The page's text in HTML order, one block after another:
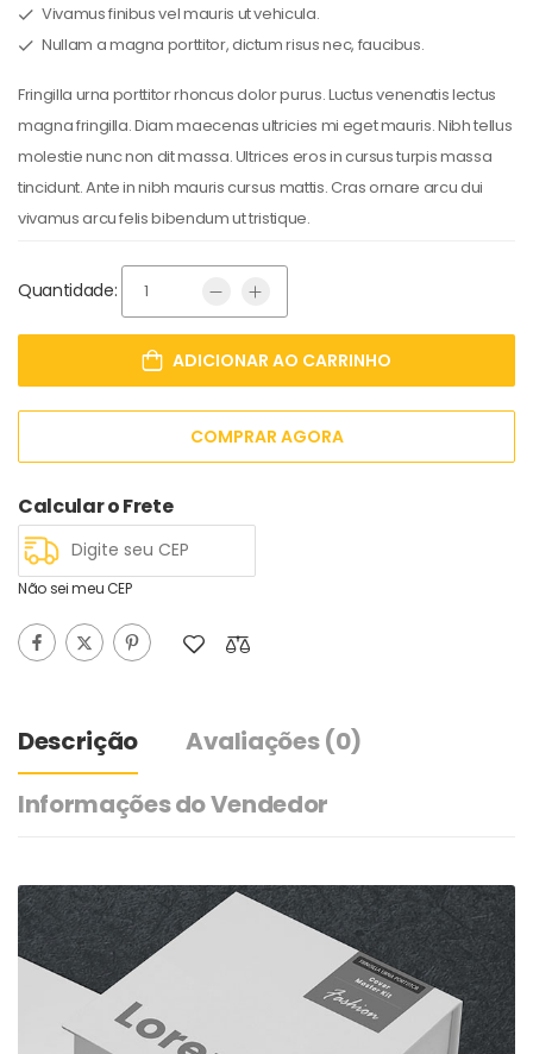
Vivamus finibus vel mauris ut vehicula.
Nullam a magna porttitor, dictum risus nec, faucibus.
Fringilla urna porttitor rhoncus dolor purus. Luctus venenatis lectus
magna fringilla. Diam maecenas ultricies mi eget mauris. Nibh tellus
molestie nunc non dit massa. Ultrices eros in cursus turpis massa
tincidunt. Ante in nibh mauris cursus mattis. Cras ornare arcu dui
vivamus arcu felis bibendum ut tristique.
Quantidade:
ADICIONAR AO CARRINHO
COMPRAR AGORA
Calcular o Frete
Não sei meu CEP
Descrição Avaliações(0)
Informações do Vendedor